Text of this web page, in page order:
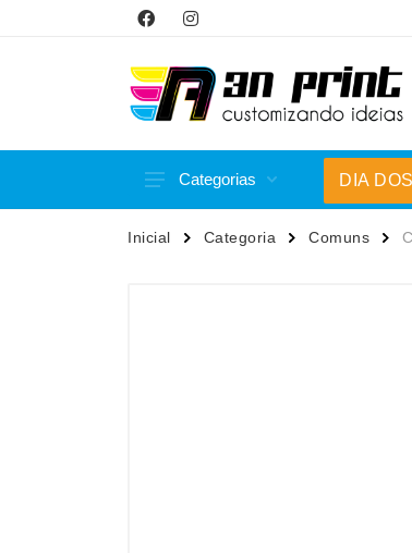
Categorias
Acessórios p/ Celular
DIA
Inicial Categoria Comuns